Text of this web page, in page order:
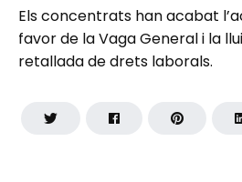
Els concentrats han acabat
favor de la Vaga General i la
retallada de drets laborals.